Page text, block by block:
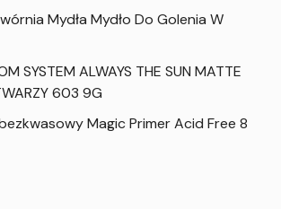
Mydła Mydło Do Golenia W
SYSTEM ALWAYS THE SUN MATTE
603 9G
Magic Primer Acid Free 8